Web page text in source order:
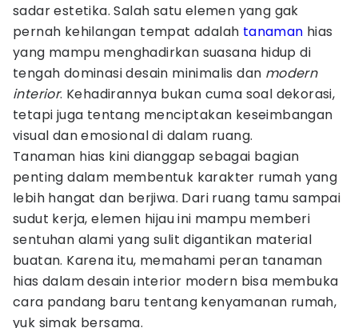
sadar estetika. Salah satu elemen yang gak
pernah kehilangan tempat adalah tanaman hias
yang mampu menghadirkan suasana hidup di
tengah dominasi desain minimalis dan modern
interior. Kehadirannya bukan cuma soal dekorasi,
tetapi juga tentang menciptakan keseimbangan
visual dan emosional di dalam ruang.
Tanaman hias kini dianggap sebagai bagian
penting dalam membentuk karakter rumah yang
lebih hangat dan berjiwa. Dari ruang tamu sampai
sudut kerja, elemen hijau ini mampu memberi
sentuhan alami yang sulit digantikan material
buatan. Karena itu, memahami peran tanaman
hias dalam desain interior modern bisa membuka
cara pandang baru tentang kenyamanan rumah,
yuk simak bersama.